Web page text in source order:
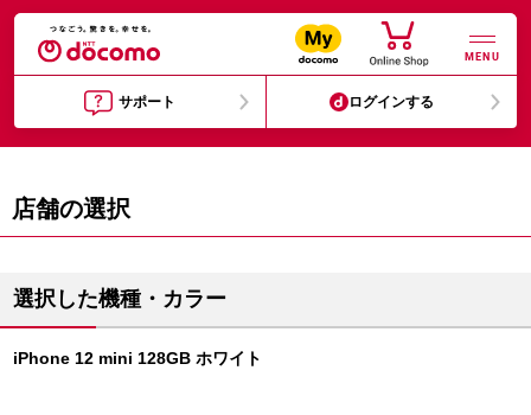
MENU
サポート ログインする
店舗の選択
選択した機種・カラー
iPhone 12 mini 128GB ホワイト